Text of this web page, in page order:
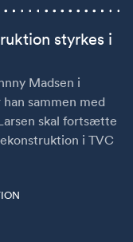
styrkes i
Madsen i
sammen med
skal fortsætte
i TVC